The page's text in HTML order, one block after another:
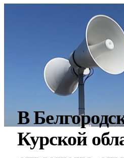
В
Курской